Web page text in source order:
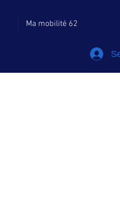
Ma mobilité 62